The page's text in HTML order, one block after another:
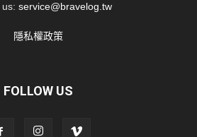
service@bravelog.tw
隱私權政策
FOLLOW US